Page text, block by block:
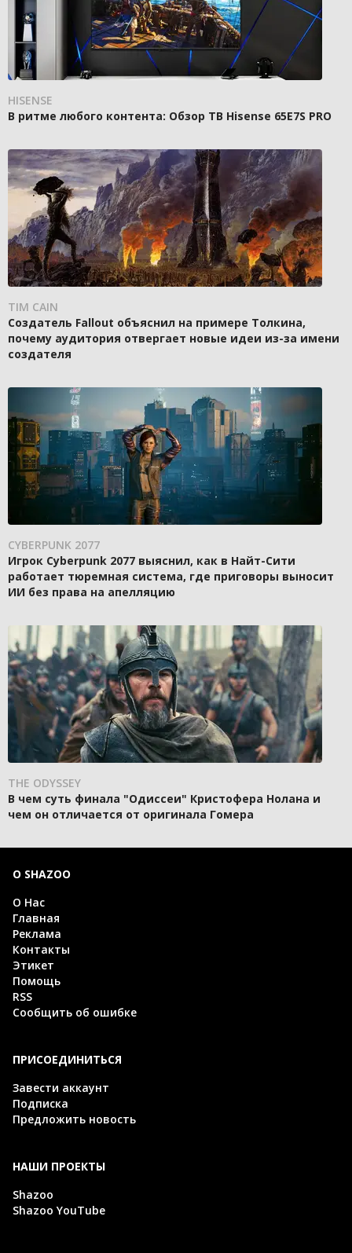
HISENSE
В ритме любого контента: Обзор ТВ Hisense 65E7S PRO
TIM CAIN
Создатель Fallout объяснил на примере Толкина,
почему аудитория отвергает новые идеи из-за имени
создателя
CYBERPUNK 2077
Игрок Cyberpunk 2077 выяснил, как в Найт-Сити
работает тюремная система, где приговоры выносит
ИИ без права на апелляцию
THE ODYSSEY
В чем суть финала "Одиссеи" Кристофера Нолана и
чем он отличается от оригинала Гомера
О SHAZOO
О Нас
Главная
Реклама
Контакты
Этикет
Помощь
RSS
Сообщить об ошибке
ПРИСОЕДИНИТЬСЯ
Завести аккаунт
Подписка
Предложить новость
НАШИ ПРОЕКТЫ
Shazoo
Shazoo YouTube